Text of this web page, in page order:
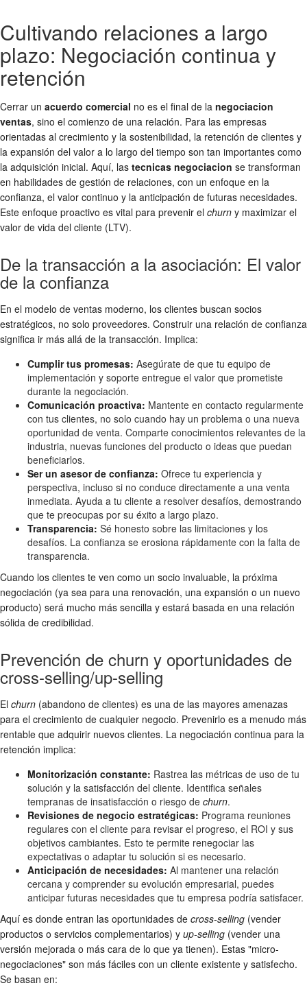
Cultivando relaciones a largo
plazo: Negociación continua y
retención
Cerrar un acuerdo comercial no es el final de la negociacion
ventas, sino el comienzo de una relación. Para las empresas
orientadas al crecimiento y la sostenibilidad, la retención de clientes y
la expansión del valor a lo largo del tiempo son tan importantes como
la adquisición inicial. Aquí, las tecnicas negociacion se transforman
en habilidades de gestión de relaciones, con un enfoque en la
confianza, el valor continuo y la anticipación de futuras necesidades.
Este enfoque proactivo es vital para prevenir el churn y maximizar el
valor de vida del cliente (LTV).
De la transacción a la asociación: El valor
de la confianza
En el modelo de ventas moderno, los clientes buscan socios
estratégicos, no solo proveedores. Construir una relación de confianza
significa ir más allá de la transacción. Implica:
Cumplir tus promesas: Asegúrate de que tu equipo de
implementación y soporte entregue el valor que prometiste
durante la negociación.
Comunicación proactiva: Mantente en contacto regularmente
con tus clientes, no solo cuando hay un problema o una nueva
oportunidad de venta. Comparte conocimientos relevantes de la
industria, nuevas funciones del producto o ideas que puedan
beneficiarlos.
Ser un asesor de confianza: Ofrece tu experiencia y
perspectiva, incluso si no conduce directamente a una venta
inmediata. Ayuda a tu cliente a resolver desafíos, demostrando
que te preocupas por su éxito a largo plazo.
Transparencia: Sé honesto sobre las limitaciones y los
desafíos. La confianza se erosiona rápidamente con la falta de
transparencia.
Cuando los clientes te ven como un socio invaluable, la próxima
negociación (ya sea para una renovación, una expansión o un nuevo
producto) será mucho más sencilla y estará basada en una relación
sólida de credibilidad.
Prevención de churn y oportunidades de
cross-selling/up-selling
El churn (abandono de clientes) es una de las mayores amenazas
para el crecimiento de cualquier negocio. Prevenirlo es a menudo más
rentable que adquirir nuevos clientes. La negociación continua para la
retención implica:
Monitorización constante: Rastrea las métricas de uso de tu
solución y la satisfacción del cliente. Identifica señales
tempranas de insatisfacción o riesgo de churn.
Revisiones de negocio estratégicas: Programa reuniones
regulares con el cliente para revisar el progreso, el ROI y sus
objetivos cambiantes. Esto te permite renegociar las
expectativas o adaptar tu solución si es necesario.
Anticipación de necesidades: Al mantener una relación
cercana y comprender su evolución empresarial, puedes
anticipar futuras necesidades que tu empresa podría satisfacer.
Aquí es donde entran las oportunidades de cross-selling (vender
productos o servicios complementarios) y up-selling (vender una
versión mejorada o más cara de lo que ya tienen). Estas "micro-
negociaciones" son más fáciles con un cliente existente y satisfecho.
Se basan en: